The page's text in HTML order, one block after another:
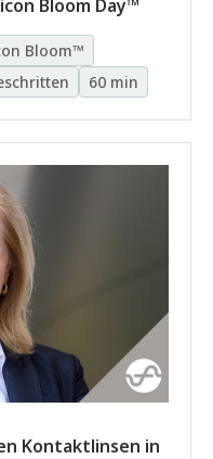
Bloom Day™
Bloom™
60 min
Kontaktlinsen in